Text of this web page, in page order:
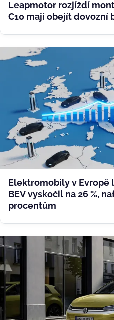
Leapmotor rozjíždí
C10 mají obejít dovozní
Elektromobily v Evropě
BEV vyskočil na 26 %,
procentům